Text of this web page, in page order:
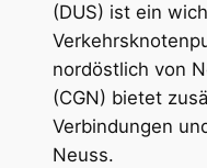
(DUS) ist ein
nordöstlich von
(CGN) bietet
Verbindungen
Neuss.